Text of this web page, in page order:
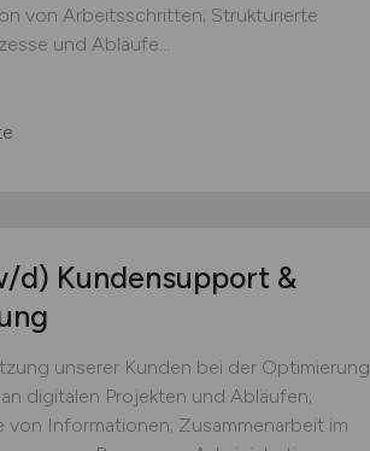
von Arbeitsschritten; Strukturierte
und Abläufe...
d) Kundensupport &
unserer Kunden bei der Optimierung
digitalen Projekten und Abläufen;
Informationen; Zusammenarbeit im